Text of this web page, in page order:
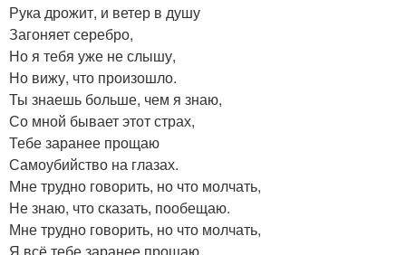
Рука дрожит, и ветер в душу
Загоняет серебро,
Но я тебя уже не слышу,
Но вижу, что произошло.
Ты знаешь больше, чем я знаю,
Со мной бывает этот страх,
Тебе заранее прощаю
Самоубийство на глазах.
Мне трудно говорить, но что молчать,
Не знаю, что сказать, пообещаю.
Мне трудно говорить, но что молчать,
Я всё тебе заранее прощаю.